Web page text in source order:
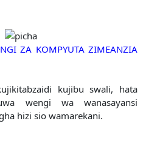
ZA KOMPYUTA ZIMEANZIA
kujibu swali, hata
wengi wa wanasayansi
hizi sio wamarekani.